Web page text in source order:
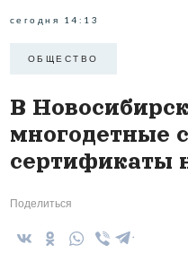
сегодня 14:13
ОБЩЕСТВО
В
многодетные
сертификаты
Поделиться